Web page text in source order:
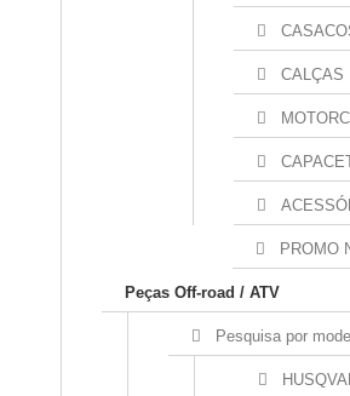
CALÇAS
PROMO
Peças Off-road / ATV
Pesquisa por